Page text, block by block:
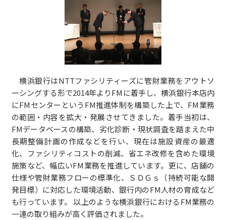
横浜銀行はNTTファシリティーズに管財業務をアウトソ
ーシングする形で2014年よりFMに着手し、横浜銀行本店内
にFMセンターというFM推進体制を構築した上で、FM業務
の範囲・内容を拡大・発展させてきました。着手当初は、
FMデータベースの構築、劣化診断・現状調査を踏まえた中
長期整備計画の作成などを行い、現在は施設資産の最適
化、ファシリティコストの削減、省エネ改修を含めた環境
施策など、幅広いFM業務を推進しています。更に、店舗の
仕様や管財業務フローの標準化、ＳＤＧｓ（持続可能な開
発目標）に対応した環境活動、銀行内のFM人材の育成など
も行っています。 以上のような横浜銀行におけるFM業務の
一連の取り組みが高く評価されました。